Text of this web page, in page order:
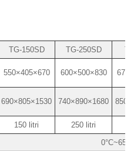
TG-150SD TG-250SD
550×405×670 600×500×830
690×805×1530 740×890×1680
150 litri 250 litri
0°C~65°C